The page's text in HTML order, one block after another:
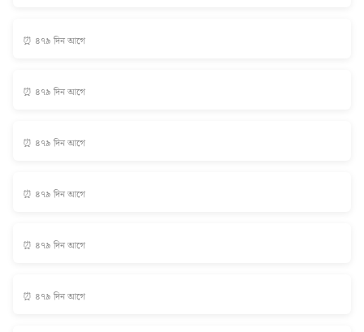
⏰ ৪৭৯ দিন আগে
⏰ ৪৭৯ দিন আগে
⏰ ৪৭৯ দিন আগে
⏰ ৪৭৯ দিন আগে
⏰ ৪৭৯ দিন আগে
⏰ ৪৭৯ দিন আগে